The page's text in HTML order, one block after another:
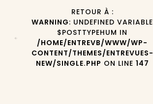
RETOUR À :
WARNING: UNDEFINED VARIABLE
$POSTTYPEHUM IN
/HOME/ENTREVB/WWW/WP-
CONTENT/THEMES/ENTREVUES-
NEW/SINGLE.PHP ON LINE 147